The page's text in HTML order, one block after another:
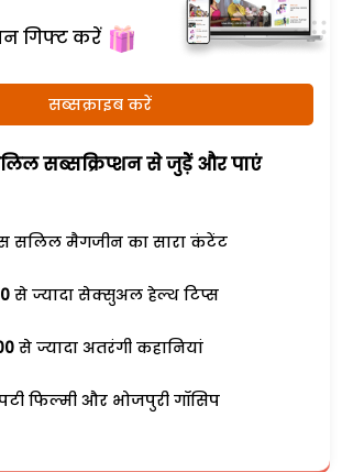
गिफ्ट करें
सब्सक्राइब करें
सब्सक्रिप्शन से जुड़ेें और पाएं
सलिल मैगजीन का सारा कंटेंट
से ज्यादा सेक्सुअल हेल्थ टिप्स
से ज्यादा अतरंगी कहानियां
फिल्मी और भोजपुरी गॉसिप